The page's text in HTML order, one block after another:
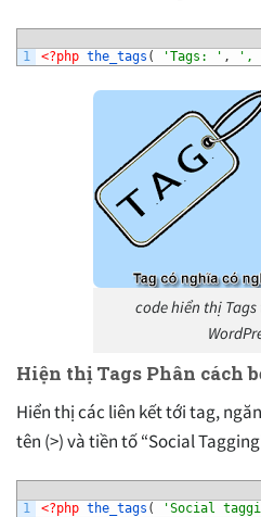
1 <?php the_tags ( 'Tags: ' , ',
code hiển thị
Hiện thị Tags Phân cách
Hiển thị các liên kết tới tag,
tên (>) và tiền tố “Social
1 <?php the_tags ( 'Social